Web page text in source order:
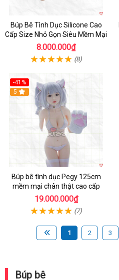
Búp Bê Tình Dục Silicone Cao
Cấp Size Nhỏ Gọn Siêu Mềm Mại
8.000.000₫
(8)
-41%
Hot
5
Búp bê tình dục Pegy 125cm
mềm mại chân thật cao cấp
19.000.000₫
(7)
1 2 3
Búp bê